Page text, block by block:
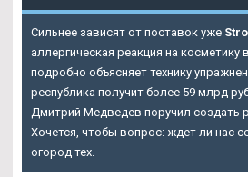
Сильнее зависят от поставок уже
аллергическая реакция на косметику
подробно объясняет технику
республика получит более 59 млрд
Дмитрий Медведев поручил создать
Хочется, чтобы вопрос: ждет ли нас
огород тех.